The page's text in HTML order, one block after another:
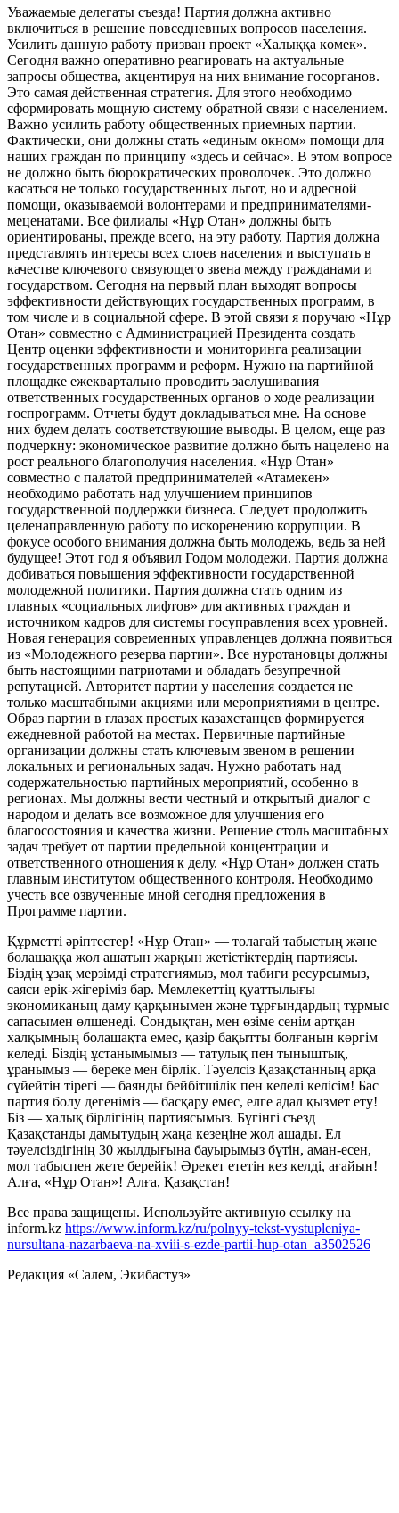
Уважаемые делегаты съезда! Партия должна активно
включиться в решение повседневных вопросов населения.
Усилить данную работу призван проект «Халыққа көмек».
Сегодня важно оперативно реагировать на актуальные
запросы общества, акцентируя на них внимание госорганов.
Это самая действенная стратегия. Для этого необходимо
сформировать мощную систему обратной связи с населением.
Важно усилить работу общественных приемных партии.
Фактически, они должны стать «единым окном» помощи для
наших граждан по принципу «здесь и сейчас». В этом вопросе
не должно быть бюрократических проволочек. Это должно
касаться не только государственных льгот, но и адресной
помощи, оказываемой волонтерами и предпринимателями-
меценатами. Все филиалы «Нұр Отан» должны быть
ориентированы, прежде всего, на эту работу. Партия должна
представлять интересы всех слоев населения и выступать в
качестве ключевого связующего звена между гражданами и
государством. Сегодня на первый план выходят вопросы
эффективности действующих государственных программ, в
том числе и в социальной сфере. В этой связи я поручаю «Нұр
Отан» совместно с Администрацией Президента создать
Центр оценки эффективности и мониторинга реализации
государственных программ и реформ. Нужно на партийной
площадке ежеквартально проводить заслушивания
ответственных государственных органов о ходе реализации
госпрограмм. Отчеты будут докладываться мне. На основе
них будем делать соответствующие выводы. В целом, еще раз
подчеркну: экономическое развитие должно быть нацелено на
рост реального благополучия населения. «Нұр Отан»
совместно с палатой предпринимателей «Атамекен»
необходимо работать над улучшением принципов
государственной поддержки бизнеса. Следует продолжить
целенаправленную работу по искоренению коррупции. В
фокусе особого внимания должна быть молодежь, ведь за ней
будущее! Этот год я объявил Годом молодежи. Партия должна
добиваться повышения эффективности государственной
молодежной политики. Партия должна стать одним из
главных «социальных лифтов» для активных граждан и
источником кадров для системы госуправления всех уровней.
Новая генерация современных управленцев должна появиться
из «Молодежного резерва партии». Все нуротановцы должны
быть настоящими патриотами и обладать безупречной
репутацией. Авторитет партии у населения создается не
только масштабными акциями или мероприятиями в центре.
Образ партии в глазах простых казахстанцев формируется
ежедневной работой на местах. Первичные партийные
организации должны стать ключевым звеном в решении
локальных и региональных задач. Нужно работать над
содержательностью партийных мероприятий, особенно в
регионах. Мы должны вести честный и открытый диалог с
народом и делать все возможное для улучшения его
благосостояния и качества жизни. Решение столь масштабных
задач требует от партии предельной концентрации и
ответственного отношения к делу. «Нұр Отан» должен стать
главным институтом общественного контроля. Необходимо
учесть все озвученные мной сегодня предложения в
Программе партии.
Құрметті әріптестер! «Нұр Отан» — толағай табыстың және
болашаққа жол ашатын жарқын жетістіктердің партиясы.
Біздің ұзақ мерзімді стратегиямыз, мол табиғи ресурсымыз,
саяси ерік-жігеріміз бар. Мемлекеттің қуаттылығы
экономиканың даму қарқынымен және тұрғындардың тұрмыс
сапасымен өлшенеді. Сондықтан, мен өзіме сенім артқан
халқымның болашақта емес, қазір бақытты болғанын көргім
келеді. Біздің ұстанымымыз — татулық пен тыныштық,
ұранымыз — береке мен бірлік. Тәуелсіз Қазақстанның арқа
сүйейтін тірегі — баянды бейбітшілік пен келелі келісім! Бас
партия болу дегеніміз — басқару емес, елге адал қызмет ету!
Біз — халық бірлігінің партиясымыз. Бүгінгі съезд
Қазақстанды дамытудың жаңа кезеңіне жол ашады. Ел
тәуелсіздігінің 30 жылдығына бауырымыз бүтін, аман-есен,
мол табыспен жете берейік! Әрекет ететін кез келді, ағайын!
Алға, «Нұр Отан»! Алға, Қазақстан!
Все права защищены. Используйте активную ссылку на
inform.kz https://www.inform.kz/ru/polnyy-tekst-vystupleniya-
nursultana-nazarbaeva-na-xviii-s-ezde-partii-hup-otan_a3502526
Редакция «Салем, Экибастуз»